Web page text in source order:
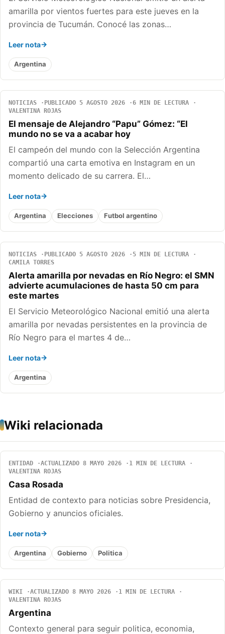
amarilla por vientos fuertes para este jueves en la
provincia de Tucumán. Conocé las zonas…
Leer nota
Argentina
NOTICIAS PUBLICADO 5 AGOSTO 2026
6 MIN DE LECTURA
VALENTINA ROJAS
El mensaje de Alejandro “Papu” Gómez: “El
mundo no se va a acabar hoy
El campeón del mundo con la Selección Argentina
compartió una carta emotiva en Instagram en un
momento delicado de su carrera. El…
Leer nota
Argentina Elecciones Futbol argentino
NOTICIAS PUBLICADO 5 AGOSTO 2026
5 MIN DE LECTURA
CAMILA TORRES
Alerta amarilla por nevadas en Río Negro: el SMN
advierte acumulaciones de hasta 50 cm para
este martes
El Servicio Meteorológico Nacional emitió una alerta
amarilla por nevadas persistentes en la provincia de
Río Negro para el martes 4 de…
Leer nota
Argentina
Wiki relacionada
ENTIDAD ACTUALIZADO 8 MAYO 2026
1 MIN DE LECTURA
VALENTINA ROJAS
Casa Rosada
Entidad de contexto para noticias sobre Presidencia,
Gobierno y anuncios oficiales.
Leer nota
Argentina Gobierno Politica
WIKI ACTUALIZADO 8 MAYO 2026
1 MIN DE LECTURA
VALENTINA ROJAS
Argentina
Contexto general para seguir politica, economia,